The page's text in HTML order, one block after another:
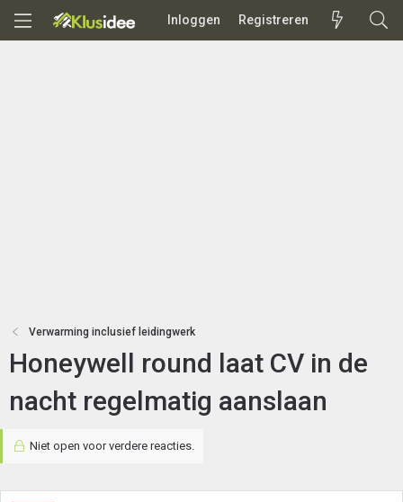
Inloggen Registreren
Verwarming inclusief leidingwerk
Honeywell round laat CV in de
nacht regelmatig aanslaan
Niet open voor verdere reacties.